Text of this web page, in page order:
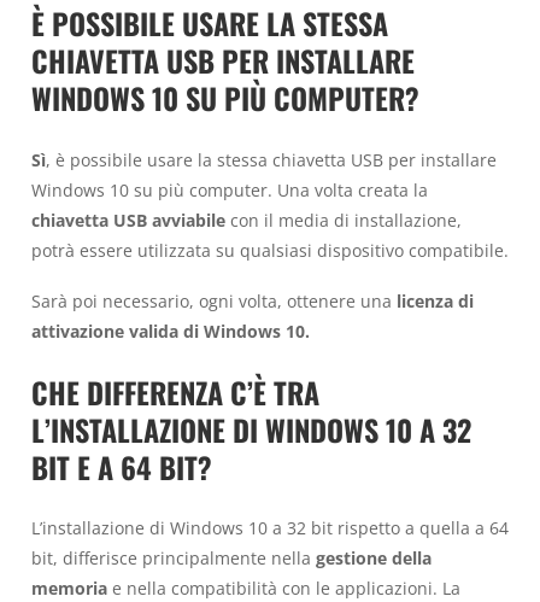
È POSSIBILE USARE LA STESSA
CHIAVETTA USB PER INSTALLARE
WINDOWS 10 SU PIÙ COMPUTER?
Sì, è possibile usare la stessa chiavetta USB per installare
Windows 10 su più computer. Una volta creata la
chiavetta USB avviabile con il media di installazione,
potrà essere utilizzata su qualsiasi dispositivo compatibile.
Sarà poi necessario, ogni volta, ottenere una licenza di
attivazione valida di Windows 10.
CHE DIFFERENZA C’È TRA
L’INSTALLAZIONE DI WINDOWS 10 A 32
BIT E A 64 BIT?
L’installazione di Windows 10 a 32 bit rispetto a quella a 64
bit, differisce principalmente nella gestione della
memoria e nella compatibilità con le applicazioni. La